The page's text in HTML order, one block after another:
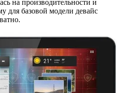
на производительности и
для базовой модели девайс